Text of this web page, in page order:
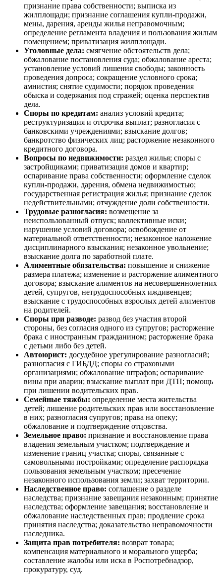
признание права собственности; выписка из
жилплощади; признание соглашения купли-продажи,
мены, дарения, аренды жилья неправомочным;
определение регламента владения и пользования жилым
помещением; приватизация жилплощади.
Уголовные дела: смягчение обстоятельств дела;
обжалование постановления суда; обжалование ареста;
установление условий лишения свободы; законность
проведения допроса; сокращение условного срока;
амнистия; снятие судимости; порядок проведения
обыска и содержания под стражей; оценка перспектив
дела.
Споры по кредитам: анализ условий кредита;
реструктуризация и отсрочка выплат; разногласия с
банковскими учреждениями; взыскание долгов;
банкротство физических лиц; расторжение незаконного
кредитного договора.
Вопросы по недвижимости: раздел жилья; споры с
застройщиками; приватизация домов и квартир;
оспаривание права собственности; оформление сделок
купли-продажи, дарения, обмена недвижимостью;
государственная регистрация жилья; признание сделок
недействительными; отчуждение доли собственности.
Трудовые разногласия: возмещение за
неиспользованный отпуск; коллективные иски;
нарушение условий договора; освобождение от
материальной ответственности; незаконное наложение
дисциплинарного взыскания; незаконное увольнение;
взыскание долга по заработной плате.
Алиментные обязательства: повышение и снижение
размера платежа; изменение и расторжение алиментного
договора; взыскание алиментов на несовершеннолетних
детей, супругов, нетрудоспособных иждивенцев;
взыскание с трудоспособных взрослых детей алиментов
на родителей.
Споры при разводе: развод без участия второй
стороны, без согласия одного из супругов; расторжение
брака с иностранным гражданином; расторжение брака
с детьми либо без детей.
Автоюрист: досудебное урегулирование разногласий;
разногласия с ГИБДД; споры со страховыми
организациями; обжалование штрафов; оспаривание
вины при аварии; взыскание выплат при ДТП; помощь
при лишении водительских прав.
Семейные тяжбы: определение места жительства
детей; лишение родительских прав или восстановление
в них; разногласия супругов; права на опеку;
обжалование и подтверждение отцовства.
Земельное право: признание и восстановление права
владения земельным участком; подтверждение и
изменение границ участка; споры, связанные с
самовольными постройками; определение распорядка
пользования земельным участком; пресечение
незаконного использования земли; захват территории.
Наследственное право: соглашение о разделе
наследства; признание завещания незаконным; принятие
наследства; оформление завещания; восстановление и
обжалование наследственных прав; продление срока
принятия наследства; доказательство неправомочности
наследника.
Защита прав потребителя: возврат товара;
компенсация материального и морального ущерба;
составление жалобы или иска в Роспотребнадзор,
прокуратуру, суд.